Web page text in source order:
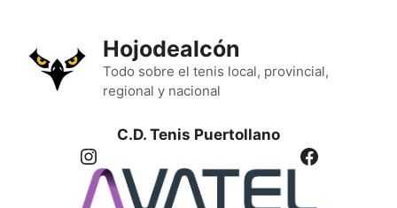
contenido
Hojodealcón
Todo sobre el tenis local, provincial,
regional y nacional
C.D. Tenis Puertollano
Instagram Facebook